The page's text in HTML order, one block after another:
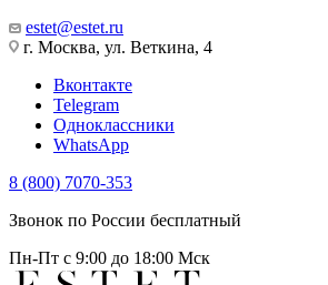
estet@estet.ru
г. Москва, ул. Веткина, 4
Вконтакте
Telegram
Одноклассники
WhatsApp
8 (800) 7070-353
Звонок по России бесплатный
Пн-Пт с 9:00 до 18:00 Мск